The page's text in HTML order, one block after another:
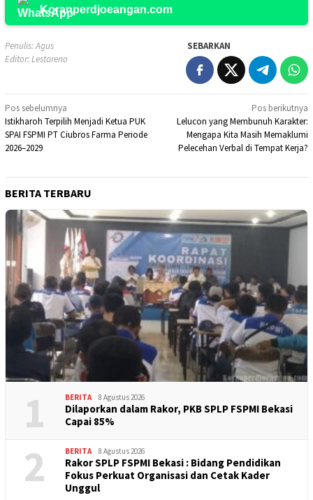
Koranperdjoeangan.com
Penulis: Agus
Editor: Lestareno
SEBARKAN
Navigasi
pos
Pos sebelumnya
Istikharoh Terpilih Menjadi Ketua PUK
SPAI FSPMI PT Ciubros Farma Periode
2026–2029
Pos berikutnya
Lelucon yang Membunuh Karakter:
Mengapa Kita Masih Memaklumi
Pelecehan Verbal di Tempat Kerja?
BERITA TERBARU
1 BERITA 8 Agustus 2026
Dilaporkan dalam Rakor, PKB SPLP FSPMI Bekasi
Capai 85%
2 BERITA 8 Agustus 2026
Rakor SPLP FSPMI Bekasi : Bidang Pendidikan
Fokus Perkuat Organisasi dan Cetak Kader
Unggul